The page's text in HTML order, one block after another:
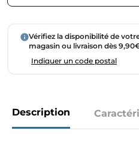
Vérifiez la disponibilité de
magasin ou livraison dès
Indiquer un code postal
Description